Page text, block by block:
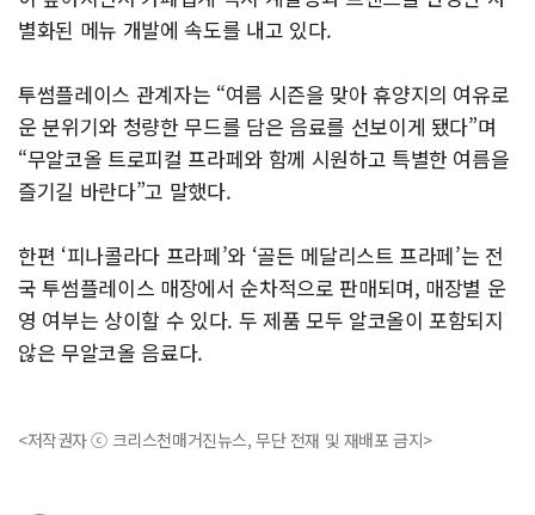
별화된 메뉴 개발에 속도를 내고 있다.
투썸플레이스 관계자는 “여름 시즌을 맞아 휴양지의 여유로
운 분위기와 청량한 무드를 담은 음료를 선보이게 됐다”며
“무알코올 트로피컬 프라페와 함께 시원하고 특별한 여름을
즐기길 바란다”고 말했다.
한편 ‘피나콜라다 프라페’와 ‘골든 메달리스트 프라페’는 전
국 투썸플레이스 매장에서 순차적으로 판매되며, 매장별 운
영 여부는 상이할 수 있다. 두 제품 모두 알코올이 포함되지
않은 무알코올 음료다.
<저작권자 ⓒ 크리스천매거진뉴스, 무단 전재 및 재배포 금지>